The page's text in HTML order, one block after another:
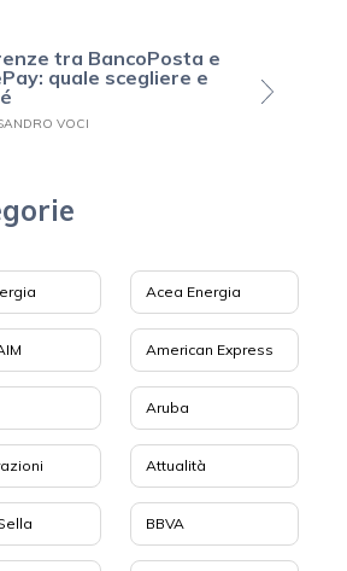
tra BancoPosta e
quale scegliere e
VOCI
Acea Energia
American Express
Aruba
Attualità
BBVA